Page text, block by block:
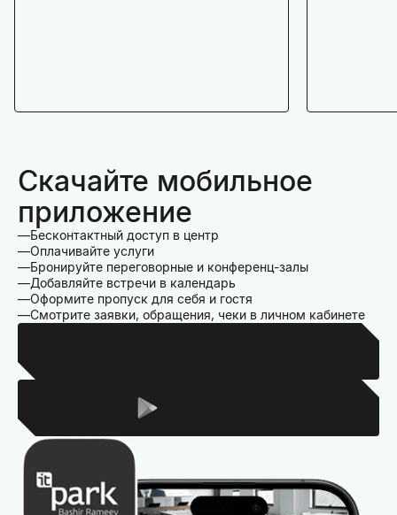
Скачайте мобильное
приложение
Бесконтактный доступ в центр
Оплачивайте услуги
Бронируйте переговорные и конференц-залы
Добавляйте встречи в календарь
Оформите пропуск для себя и гостя
Смотрите заявки, обращения, чеки в личном кабинете